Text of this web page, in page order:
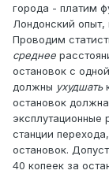
города - платим
Лондонский
Проводим
среднее
остановок с
должны ухудшать
остановок
эксплутационные
станции
остановок.
40 копеек за